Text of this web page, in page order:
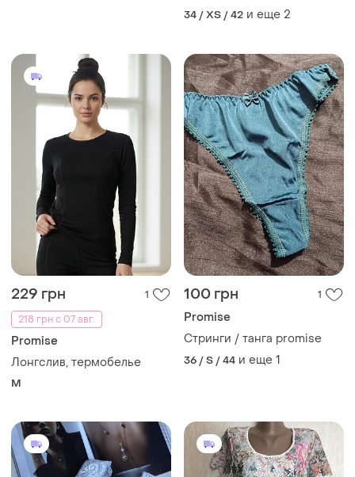
бразильян
34 / XS / 42 и еще 2
229 грн
1
218 грн с 07 авг.
Promise
Лонгслив, термобелье
M
100 грн 1
Promise
Стринги / танга promise
36 / S / 44 и еще 1